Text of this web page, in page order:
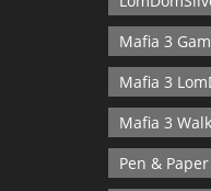
Mafia 3
Mafia 3
Mafia 3
Pen & Paper